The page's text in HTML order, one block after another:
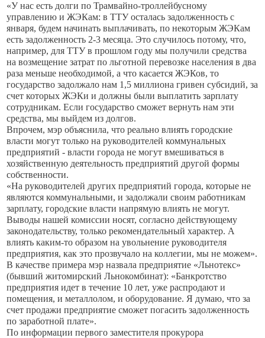
«У нас есть долги по Трамвайно-троллейбусному
управлению и ЖЭКам: в ТТУ осталась задолженность с
января, будем начинать выплачивать, по некоторым ЖЭКам
есть задолженность 2-3 месяца. Это случилось потому, что,
например, для ТТУ в прошлом году мы получили средства
на возмещение затрат по льготной перевозке населения в два
раза меньше необходимой, а что касается ЖЭКов, то
государство задолжало нам 1,5 миллиона гривен субсидий, за
счет которых ЖЭКи и должны были выплатить зарплату
сотрудникам. Если государство сможет вернуть нам эти
средства, мы выйдем из долгов.
Впрочем, мэр объяснила, что реально влиять городские
власти могут только на руководителей коммунальных
предприятий - власти города не могут вмешиваться в
хозяйственную деятельность предприятий другой формы
собственности.
«На руководителей других предприятий города, которые не
являются коммунальными, и задолжали своим работникам
зарплату, городские власти напрямую влиять не могут.
Выводы нашей комиссии носят, согласно действующему
законодательству, только рекомендательный характер. А
влиять каким-то образом на увольнение руководителя
предприятия, как это прозвучало на коллегии, мы не можем».
В качестве примера мэр назвала предприятие «Льнотекс»
(бывший житомирский Льнокомбинат): «Банкротство
предприятия идет в течение 10 лет, уже распродают и
помещения, и металлолом, и оборудование. Я думаю, что за
счет продажи предприятие сможет погасить задолженность
по заработной плате».
По информации первого заместителя прокурора